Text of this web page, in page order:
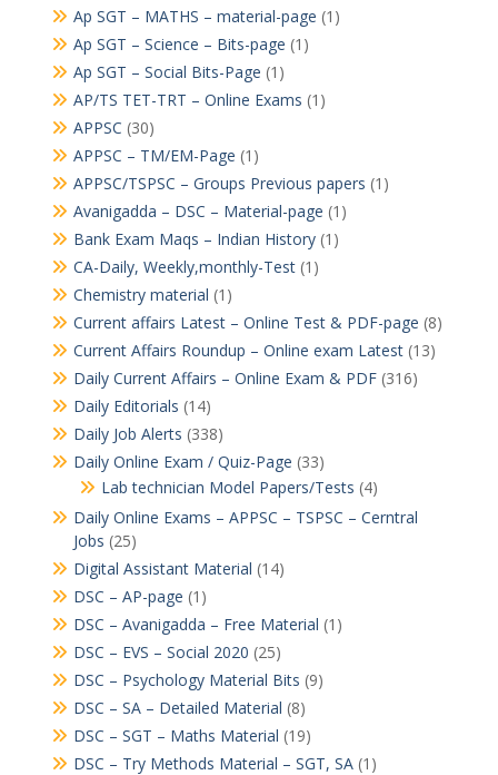
Ap SGT – MATHS – material-page (1)
Ap SGT – Science – Bits-page (1)
Ap SGT – Social Bits-Page (1)
AP/TS TET-TRT – Online Exams (1)
APPSC (30)
APPSC – TM/EM-Page (1)
APPSC/TSPSC – Groups Previous papers (1)
Avanigadda – DSC – Material-page (1)
Bank Exam Maqs – Indian History(1)
CA-Daily, Weekly,monthly-Test(1)
Chemistry material (1)
Current affairs Latest – Online Test & PDF-page (8)
Current Affairs Roundup – Online exam Latest(13)
Daily Current Affairs – Online Exam & PDF(316)
Daily Editorials (14)
Daily Job Alerts (338)
Daily Online Exam / Quiz-Page (33)
Lab technician Model Papers/Tests (4)
Daily Online Exams – APPSC – TSPSC – Cerntral
Jobs (25)
Digital Assistant Material (14)
DSC – AP-page (1)
DSC – Avanigadda – Free Material (1)
DSC – EVS – Social 2020 (25)
DSC – Psychology Material Bits (9)
DSC – SA – Detailed Material (8)
DSC – SGT – Maths Material (19)
DSC – Try Methods Material – SGT, SA(1)